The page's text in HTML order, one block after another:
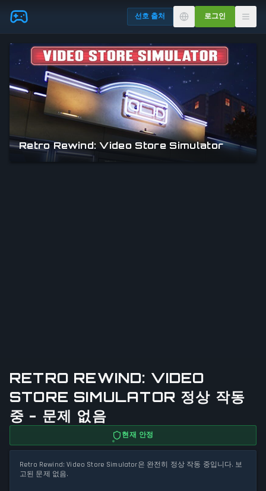
Skip to main content 선호 출처 로그인
RETRO REWIND: VIDEO
STORE SIMULATOR 정상 작동
중 - 문제 없음
현재 안정
Retro Rewind: Video Store Simulator은 완전히 정상 작동 중입니다. 보
고된 문제 없음.
Retro Rewind: Video Store Simulator